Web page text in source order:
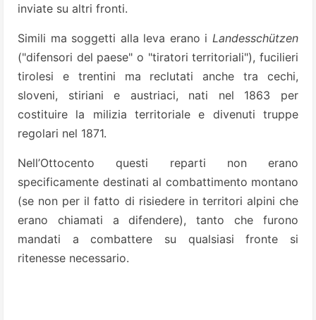
inviate su altri fronti.
Simili ma soggetti alla leva erano i Landesschützen
("difensori del paese" o "tiratori territoriali"), fucilieri
tirolesi e trentini ma reclutati anche tra cechi,
sloveni, stiriani e austriaci, nati nel 1863 per
costituire la milizia territoriale e divenuti truppe
regolari nel 1871.
Nell’Ottocento questi reparti non erano
specificamente destinati al combattimento montano
(se non per il fatto di risiedere in territori alpini che
erano chiamati a difendere), tanto che furono
mandati a combattere su qualsiasi fronte si
ritenesse necessario.